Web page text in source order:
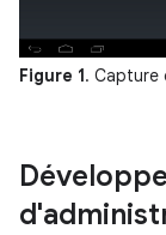
Figure 1. Capture